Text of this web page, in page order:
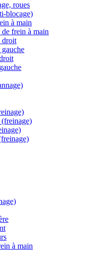
roues
blocage)
à main
frein à main
droit
à main